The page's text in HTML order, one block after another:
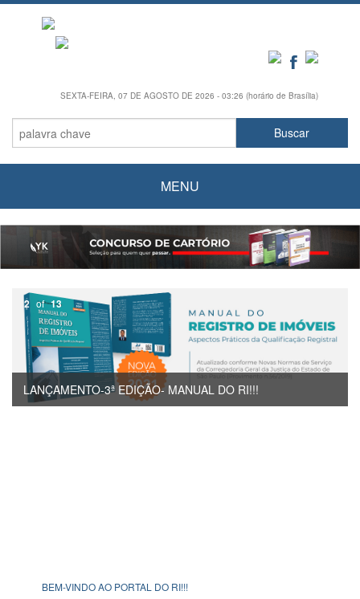
SEXTA-FEIRA, 07 DE AGOSTO DE 2026 - 03:26 (horário de Brasília)
MENU
LANÇAMENTO-3ª EDIÇÃO- MANUAL DO RI!!!
2 of 13
BEM-VINDO AO PORTAL DO RI!!!